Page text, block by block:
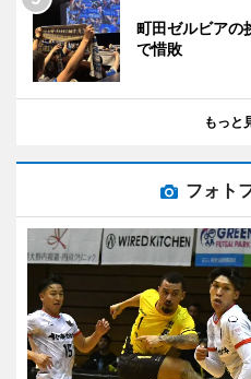
町田ゼルビア
で惜敗
もっと
フォト